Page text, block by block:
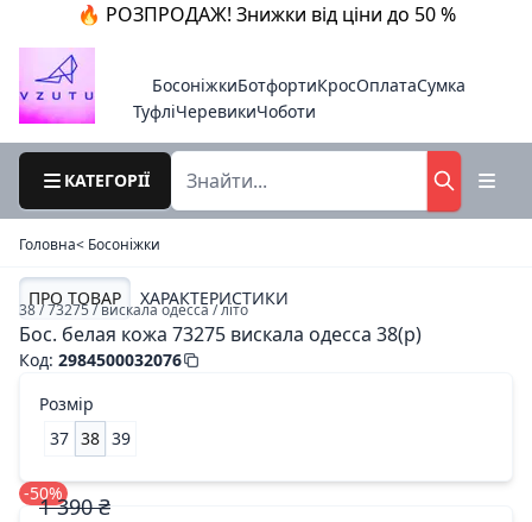
🔥 РОЗПРОДАЖ! Знижки від ціни до 50 %
БосоніжкиБотфортиКросОплатаСумка
ТуфліЧеревикиЧоботи
КАТЕГОРІЇ
Головна< Босоніжки
ПРО ТОВАР ХАРАКТЕРИСТИКИ
38 / 73275 / вискала одесса / літо
Бос. белая кожа 73275 вискала одесса 38(р)
Код: 2984500032076
Розмір
37 38 39
-50%
1 390 ₴